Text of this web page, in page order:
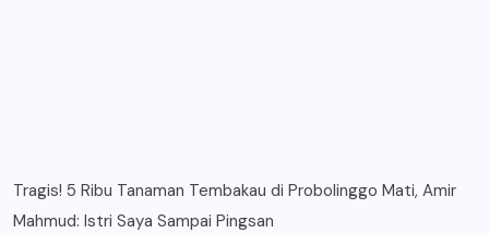
Tragis! 5 Ribu Tanaman Tembakau di Probolinggo Mati, Amir
Mahmud: Istri Saya Sampai Pingsan